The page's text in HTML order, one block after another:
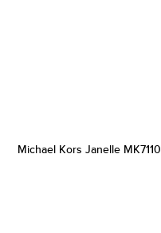
Michael Kors Janelle MK7110